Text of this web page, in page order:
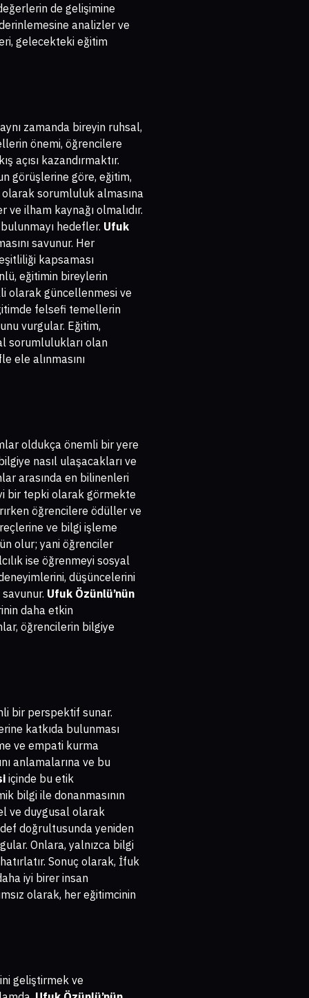
de gelişimine
analizler ve
gelecekteki eğitim
zamanda bireyin ruhsal,
önemi, öğrencilere
açısı kazandırmaktır.
görüşlerine göre, eğitim,
olarak sorumluluk almasına
ilham kaynağı olmalıdır.
hedefler. Ufuk
savunur. Her
kapsaması
eğitimin bireylerin
olarak güncellenmesi ve
felsefi temellerin
vurgular. Eğitim,
sorumlulukları olan
ele alınmasını
oldukça önemli bir yere
nasıl ulaşacakları ve
arasında en bilinenleri
bir tepki olarak görmekte
öğrencilere ödüller ve
ve bilgi işleme
olur; yani öğrenciler
ise öğrenmeyi sosyal
düşüncelerini
Ufuk Özünlü’nün
daha etkin
öğrencilerin bilgiye
bir perspektif sunar.
katkıda bulunması
ve empati kurma
anlamalarına ve bu
içinde bu etik
bilgi ile donanmasının
ve duygusal olarak
doğrultusunda yeniden
Onlara, yalnızca bilgi
Sonuç olarak, İfuk
iyi birer insan
olarak, her eğitimcinin
geliştirmek ve